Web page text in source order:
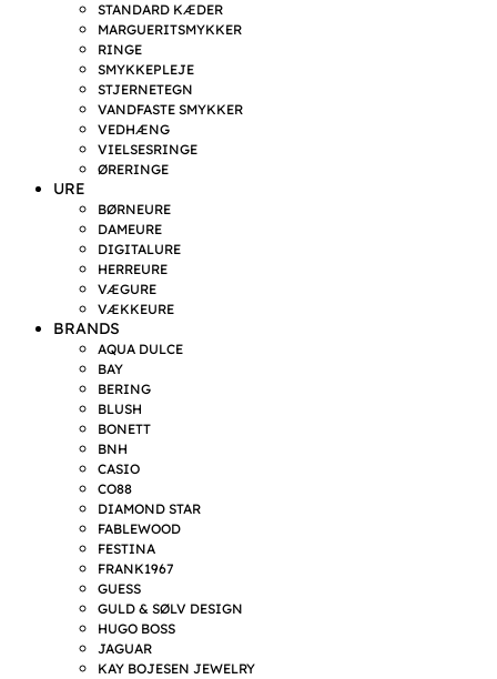
STANDARD KÆDER
MARGUERITSMYKKER
RINGE
SMYKKEPLEJE
STJERNETEGN
VANDFASTE SMYKKER
VEDHÆNG
VIELSESRINGE
ØRERINGE
URE
BØRNEURE
DAMEURE
DIGITALURE
HERREURE
VÆGURE
VÆKKEURE
BRANDS
AQUA DULCE
BAY
BERING
BLUSH
BONETT
BNH
CASIO
CO88
DIAMOND STAR
FABLEWOOD
FESTINA
FRANK1967
GUESS
GULD & SØLV DESIGN
HUGO BOSS
JAGUAR
KAY BOJESEN JEWELRY